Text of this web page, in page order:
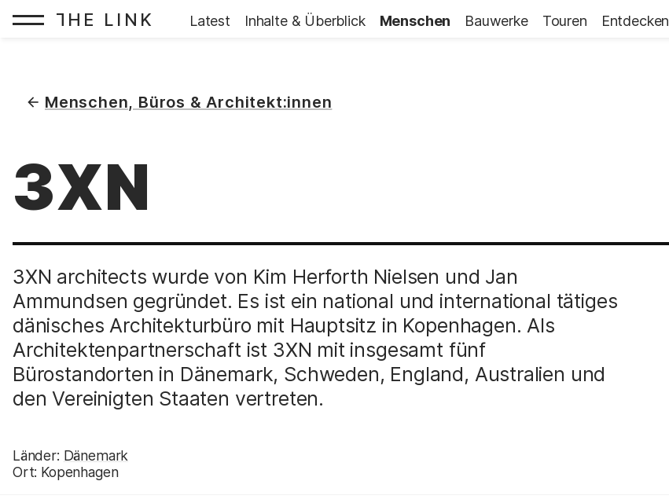
Zum Inhalt springen
T
HE LINK Startseite:
Latest Inhalte & Überblick Menschen Bauwerke Touren Entdecken
3XN
( Menschen, Büros & Architekt:innen
3XN architects wurde von Kim Herforth Nielsen und Jan
Ammundsen gegründet. Es ist ein national und international tätiges
dänisches Architekturbüro mit Hauptsitz in Kopenhagen. Als
Architektenpartnerschaft ist 3XN mit insgesamt fünf
Bürostandorten in Dänemark, Schweden, England, Australien und
den Vereinigten Staaten vertreten.
Länder: Dänemark
Ort: Kopenhagen